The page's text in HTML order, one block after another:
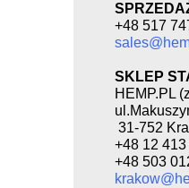
+48 517
SKLEP
HEMP.PL
31-752
+48 12
+48 503